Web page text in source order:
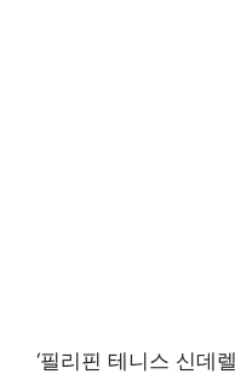
‘필리핀 테니스 신데